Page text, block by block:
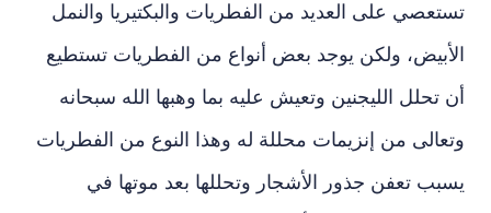
تستعصي على العديد من الفطريات والبكتيريا والنمل
الأبيض، ولكن يوجد بعض أنواع من الفطريات تستطيع
أن تحلل الليجنين وتعيش عليه بما وهبها الله سبحانه
وتعالى من إنزيمات محللة له وهذا النوع من الفطريات
يسبب تعفن جذور الأشجار وتحللها بعد موتها في